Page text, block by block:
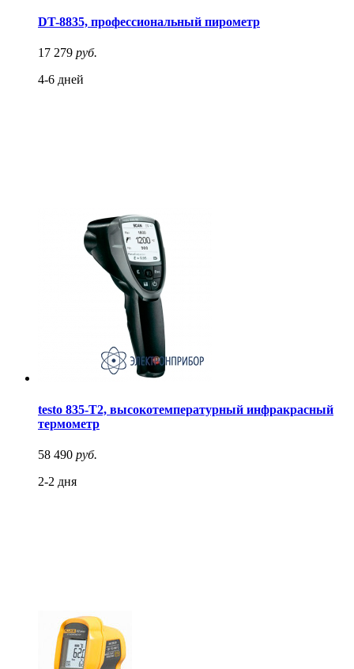
DT-8835, профессиональный пирометр
17 279 руб.
4-6 дней
testo 835-T2, высокотемпературный инфракрасный
термометр
58 490 руб.
2-2 дня